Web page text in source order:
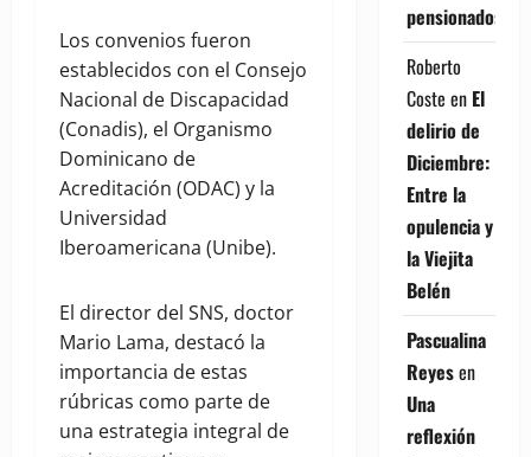
Los convenios fueron
establecidos con el Consejo
Nacional de Discapacidad
(Conadis), el Organismo
Dominicano de
Acreditación (ODAC) y la
Universidad
Iberoamericana (Unibe).
El director del SNS, doctor
Mario Lama, destacó la
importancia de estas
rúbricas como parte de
una estrategia integral de
pensionados
Roberto
Coste en El
delirio de
Diciembre:
Entre la
opulencia y
la Viejita
Belén
Pascualina
Reyesen
Una
reflexión